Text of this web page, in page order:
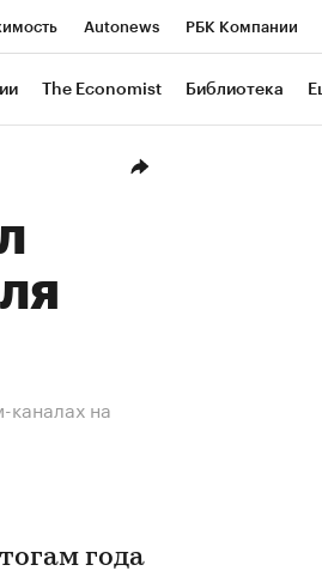
Autonews РБК Компании
Визионеры Национальные
The Economist Библиотека
каналах на
года